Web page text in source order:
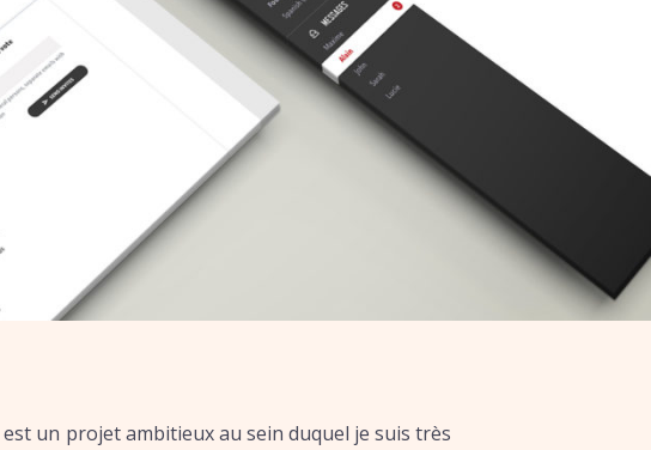
est un projet ambitieux au sein duquel je suis très